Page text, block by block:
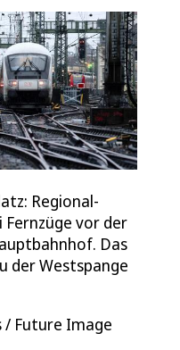
Regional-
Fernzüge vor der
Das
der Westspange
/ Future Image